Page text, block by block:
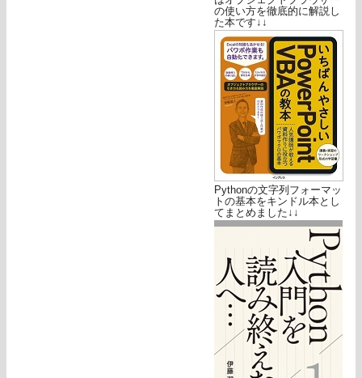
の使い方を徹底的に解説し
た本です↓↓
Pythonの文字列フォーマッ
トの基本をキンドル本とし
てまとめました↓↓